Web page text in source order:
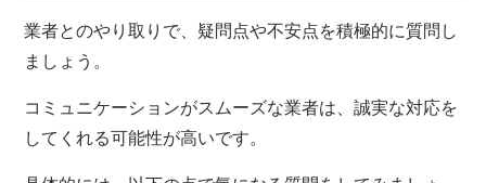
業者とのやり取りで、疑問点や不安点を積極的に質問し
ましょう。
コミュニケーションがスムーズな業者は、誠実な対応を
してくれる可能性が高いです。